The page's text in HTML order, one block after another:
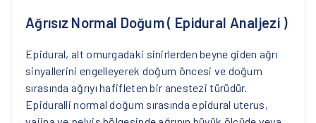
Ağrısız Normal Doğum ( Epidural Analjezi )
Epidural, alt omurgadaki sinirlerden beyne giden ağrı
sinyallerini engelleyerek doğum öncesi ve doğum
sırasında ağrıyı hafifleten bir anestezi türüdür.
Epiduralli normal doğum sırasında epidural uterus,